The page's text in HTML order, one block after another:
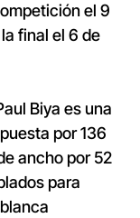
el 9
final el 6 de
Biya es una
por 136
ancho por 52
para